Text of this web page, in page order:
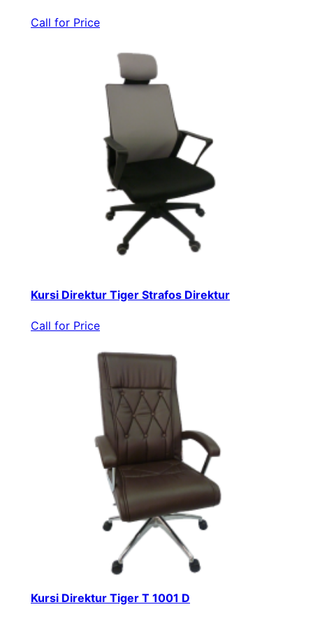
Call for Price
Kursi Direktur Tiger Strafos Direktur
Call for Price
Kursi Direktur Tiger T 1001 D